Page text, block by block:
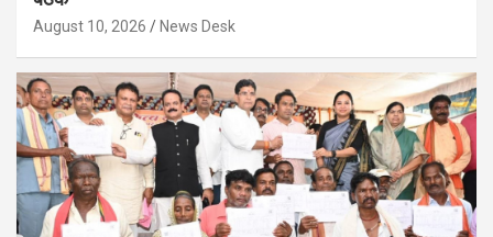
August 10, 2026 News Desk